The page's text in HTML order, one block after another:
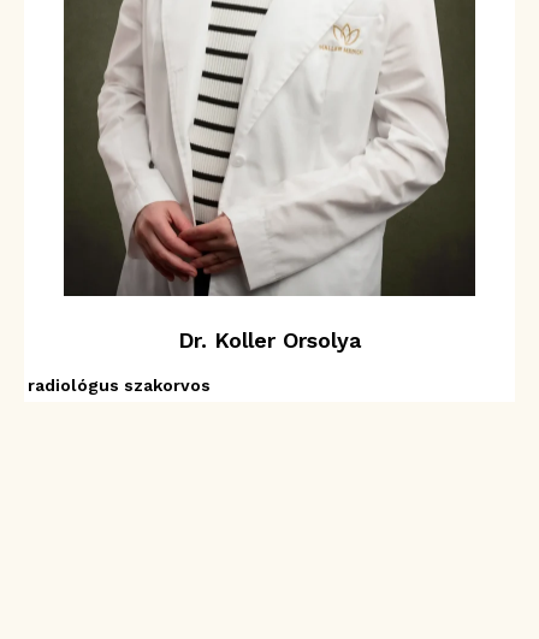
Dr. Koller Orsolya
radiológus szakorvos